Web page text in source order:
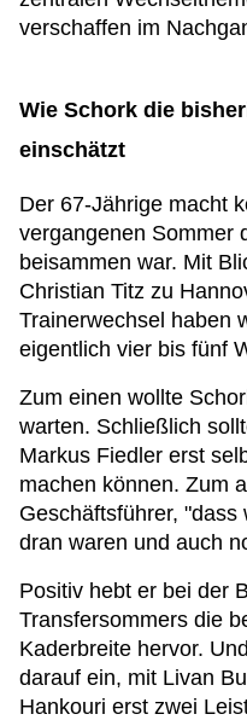
verschaffen im
Wie Schork die
einschätzt
Der 67-Jährige macht
vergangenen Sommer
beisammen war. Mit
Christian Titz zu
Trainerwechsel haben
eigentlich vier bis fünf
Zum einen wollte
warten. Schließlich
Markus Fiedler erst
machen können. Zum
Geschäftsführer,
dran waren und auch
Positiv hebt er bei der
Transfersommers die
Kaderbreite hervor.
darauf ein, mit Livan
Hankouri erst zwei